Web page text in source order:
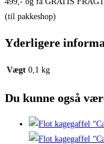
(til pakkeshop)
Yderligere
Vægt 0,1 kg
Du kunne også